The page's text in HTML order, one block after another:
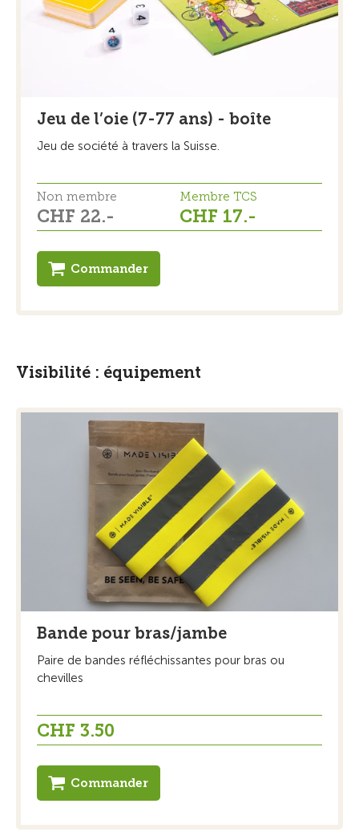
Jeu de l’oie (7-77 ans) - boîte
Jeu de société à travers la Suisse.
Non membre
CHF 22.-
Membre TCS
CHF 17.-
Commander
Visibilité : équipement
Bande pour bras/jambe
Paire de bandes réfléchissantes pour bras ou
chevilles
CHF 3.50
Commander